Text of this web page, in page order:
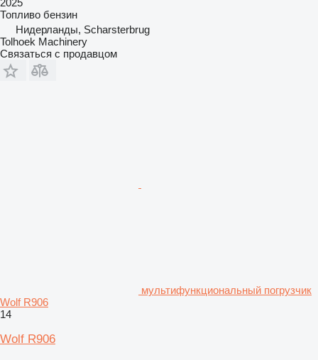
Топливо бензин
Нидерланды, Scharsterbrug
Tolhoek Machinery
Связаться с продавцом
мультифункциональный погрузчик
Wolf R906
14
Wolf R906